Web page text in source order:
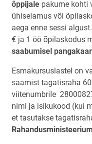
õppijale pakume kohti
ühiselamus või
aega enne sessi
€ ja 1 öö õpilaskodus
saabumisel
Esmakursuslastel on
saamist tagatisraha
viitenumbrile
nimi ja isikukood (kui
et tasutakse
Rahandusministeerium